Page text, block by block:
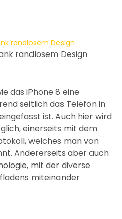
randlosem Design
das iPhone 8 eine
seitlich das Telefon in
ist. Auch hier wird
einerseits mit dem
welches man von
Andererseits aber auch
mit der diverse
miteinander